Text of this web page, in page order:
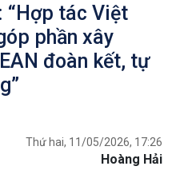
“Hợp tác Việt
phần xây
đoàn kết, tự
Thứ hai, 11/05/2026, 17:26
Hoàng Hải